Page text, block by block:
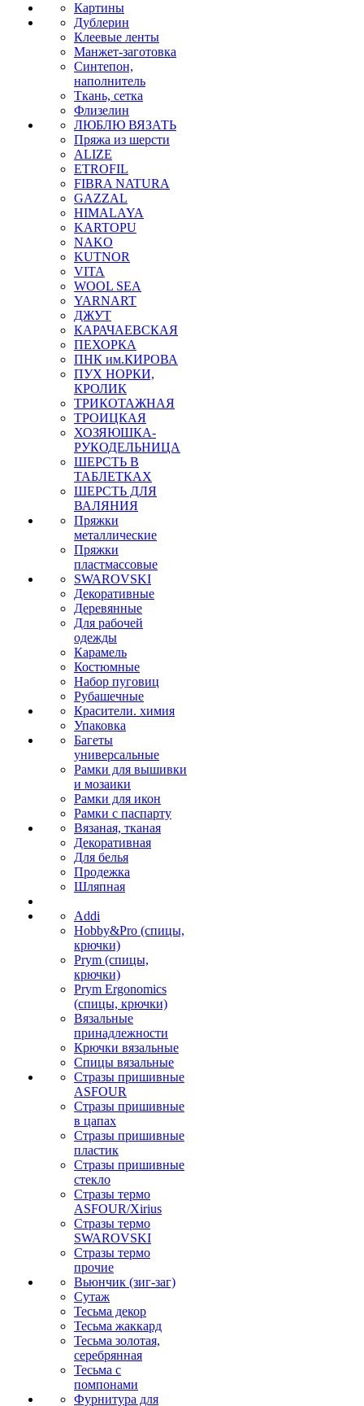
Картины
Дублерин
Клеевые ленты
Манжет-заготовка
Синтепон,
наполнитель
Ткань, сетка
Флизелин
ЛЮБЛЮ ВЯЗАТЬ
Пряжа из шерсти
ALIZE
ETROFIL
FIBRA NATURA
GAZZAL
HIMALAYA
KARTOPU
NAKO
KUTNOR
VITA
WOOL SEA
YARNART
ДЖУТ
КАРАЧАЕВСКАЯ
ПЕХОРКА
ПНК им.КИРОВА
ПУХ НОРКИ,
КРОЛИК
ТРИКОТАЖНАЯ
ТРОИЦКАЯ
ХОЗЯЮШКА-
РУКОДЕЛЬНИЦА
ШЕРСТЬ В
ТАБЛЕТКАХ
ШЕРСТЬ ДЛЯ
ВАЛЯНИЯ
Пряжки
металлические
Пряжки
пластмассовые
SWAROVSKI
Декоративные
Деревянные
Для рабочей
одежды
Карамель
Костюмные
Набор пуговиц
Рубашечные
Красители. химия
Упаковка
Багеты
универсальные
Рамки для вышивки
и мозаики
Рамки для икон
Рамки с паспарту
Вязаная, тканая
Декоративная
Для белья
Продежка
Шляпная
Addi
Hobby&Pro (спицы,
крючки)
Prym (спицы,
крючки)
Prym Ergonomics
(спицы, крючки)
Вязальные
принадлежности
Крючки вязальные
Спицы вязальные
Стразы пришивные
ASFOUR
Стразы пришивные
в цапах
Стразы пришивные
пластик
Стразы пришивные
стекло
Стразы термо
ASFOUR/Xirius
Стразы термо
SWAROVSKI
Стразы термо
прочие
Вьюнчик (зиг-заг)
Сутаж
Тесьма декор
Тесьма жаккард
Тесьма золотая,
серебрянная
Тесьма с
помпонами
Фурнитура для